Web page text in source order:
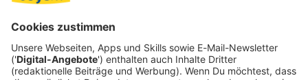
selbst sich derart falsch ausgedrückt hätte, würde er sich
entschuldigen, sagte er.